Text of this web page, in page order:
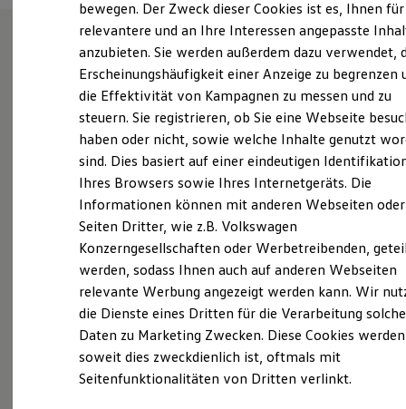
Software, Konnektivität & Apps
California App
VW Connect für Ihren Transporter/Caravelle
VW Connect für Ihren Amarok
VW Connect für andere Modelle
Fleet Interface Data
Multistop Pathfinder
Übersicht Software Updates
Digitales Bordbuch
Fahrerassistenz- und Sicherheitssysteme
Kontrollleuchten
Kurzfahrprofile und Ölverdünnung
Batterieverordnung
XTL-Dieselkraftstoff
Ersatzteile und Betriebsflüssigkeiten
Original Zubehör und Lifestyle Produkte
myVolkswagen
myVolkswagen Business
Elektrisch & Autonom
Unser Ansatz
Unsere Leistungenim
Überblick
Service
UnsereService
Leistungen
bewegen. Der Zweck dieser Cookies ist es, Ihnen für
relevantere und an Ihre Interessen angepasste
anzubieten. Sie werden außerdem dazu verwendet,
Erscheinungshäufigkeit einer Anzeige zu begrenzen
die Effektivität von Kampagnen zu messen und zu
steuern. Sie registrieren, ob Sie eine Webseite
haben oder nicht, sowie welche Inhalte genutzt
sind. Dies basiert auf einer eindeutigen
Ihres Browsers sowie Ihres Internetgeräts. Die
Informationen können mit anderen Webseiten oder
Seiten Dritter, wie z.B. Volkswagen
Konzerngesellschaften oder Werbetreibenden,
werden, sodass Ihnen auch auf anderen Webseiten
relevante Werbung angezeigt werden kann. Wir
die Dienste eines Dritten für die Verarbeitung
Daten zu Marketing Zwecken. Diese Cookies
soweit dies zweckdienlich ist, oftmals mit
Seitenfunktionalitäten von Dritten verlinkt.